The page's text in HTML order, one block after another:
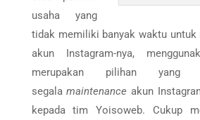
usaha yang
tidak memiliki banyak waktu untuk
akun Instagram-nya,
merupakan pilihan yang
segalamaintenance akun
kepada tim Yoisoweb. Cukup